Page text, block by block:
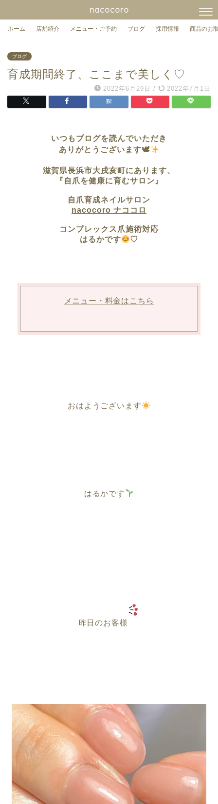
nacocoro
ホーム 店舗紹介 メニュー・ご予約 ブログ 採用情報 商品のお
ブログ
育成期間終了、ここまで美しく♡
2022年6月29日 / 2022年7月1日
いつもブログを読んでいただき
ありがとうございます🕊
滋賀県長浜市大戌亥町にあります、
『自爪を健康に育むサロン』
自爪育成ネイルサロン
nacocoro ナココロ
コンプレックス爪施術対応
はるかです
♡
メニュー・料金はこちら
おはようございます
はるかです
昨日のお客様